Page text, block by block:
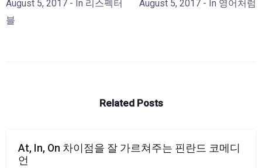
August 5, 2017 - In 리스펙터
블
August 5, 2017 - In 영어처럼
Related Posts
At, In, On 차이점을 잘 가르쳐주는 핀란드 코메디
언